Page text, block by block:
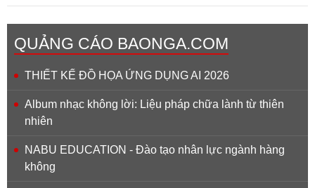
QUẢNG CÁO BAONGA.COM
THIẾT KẾ ĐỒ HỌA ỨNG DỤNG AI 2026
Album nhạc không lời: Liệu pháp chữa lành từ thiên
nhiên
NABU EDUCATION - Đào tạo nhân lực ngành hàng
không